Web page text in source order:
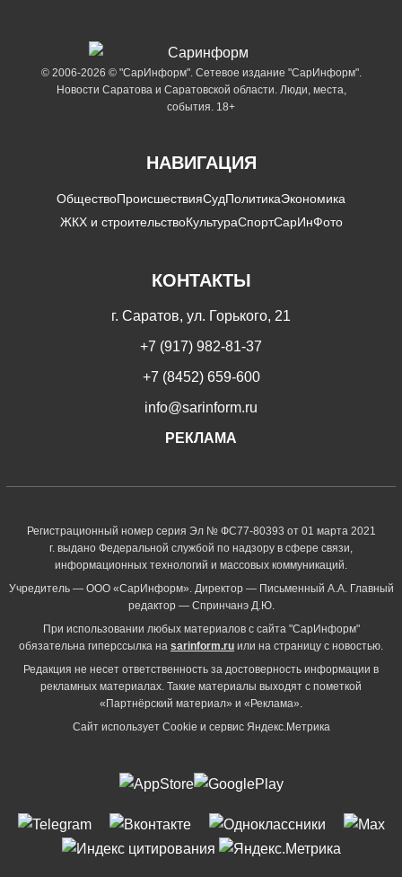
© 2006-2026 © "СарИнформ". Сетевое издание "СарИнформ".
Новости Саратова и Саратовской области. Люди, места,
события. 18+
НАВИГАЦИЯ
ОбществоПроисшествияСудПолитикаЭкономика
ЖКХ и строительствоКультураСпортСарИнФото
КОНТАКТЫ
г. Саратов, ул. Горького, 21
+7 (917) 982-81-37
+7 (8452) 659-600
info@sarinform.ru
РЕКЛАМА
Регистрационный номер серия Эл № ФС77-80393 от 01 марта 2021
г. выдано Федеральной службой по надзору в сфере связи,
информационных технологий и массовых коммуникаций.
Учредитель — ООО «СарИнформ». Директор — Письменный А.А. Главный
редактор — Спринчанэ Д.Ю.
При использовании любых материалов с сайта "СарИнформ"
обязательна гиперссылка на sarinform.ru или на страницу с новостью.
Редакция не несет ответственность за достоверность информации в
рекламных материалах. Такие материалы выходят с пометкой
«Партнёрский материал» и «Реклама».
Сайт использует Cookie и сервиc Яндекс.Метрика